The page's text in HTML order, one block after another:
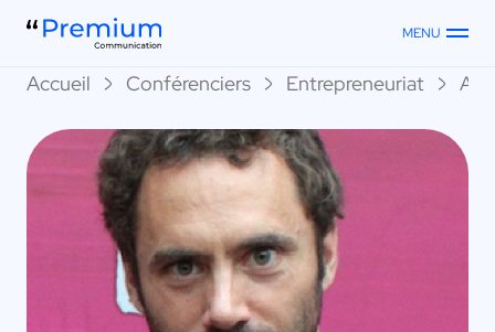
MENU
Accueil Conférenciers Entrepreneuriat